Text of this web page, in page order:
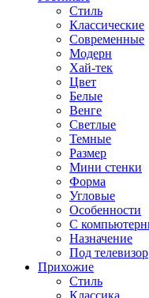
Стиль
Классические
Современные
Модерн
Хай-тек
Цвет
Белые
Венге
Светлые
Темные
Размер
Мини стенки
Форма
Угловые
Особенности
С
Назначение
Под телевизор
Прихожие
Стиль
Классика